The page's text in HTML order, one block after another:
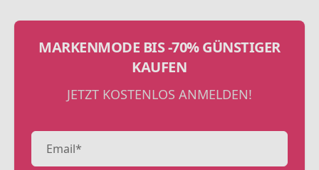
MARKENMODE BIS -70% GÜNSTIGER
KAUFEN
JETZT KOSTENLOS ANMELDEN!